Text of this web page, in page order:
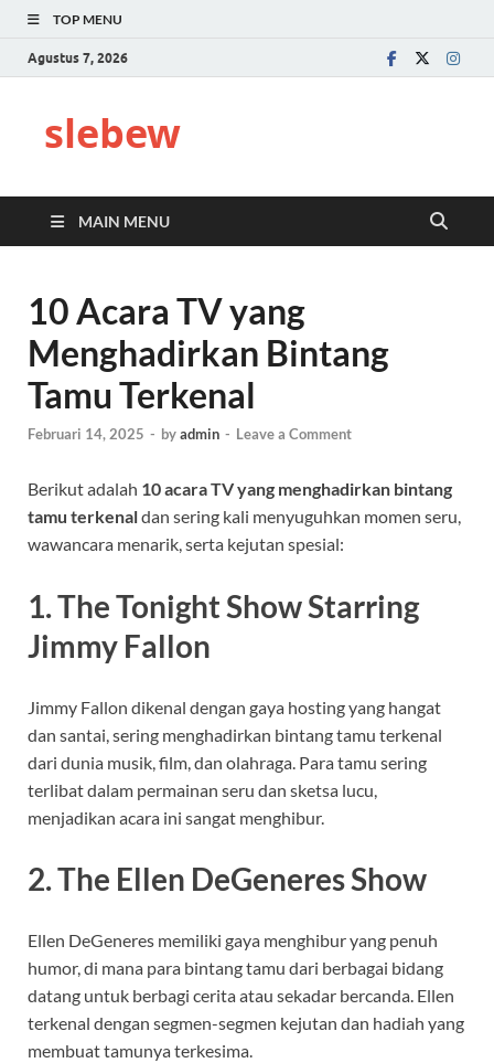
TOP MENU
Agustus 7, 2026
slebew
MAIN MENU
10 Acara TV yang
Menghadirkan Bintang
Tamu Terkenal
Februari 14, 2025 - byadmin - Leave a Comment
Berikut adalah 10 acara TV yang menghadirkan bintang
tamu terkenaldan sering kali menyuguhkan momen seru,
wawancara menarik, serta kejutan spesial:
1. The Tonight Show Starring
Jimmy Fallon
Jimmy Fallon dikenal dengan gaya hosting yang hangat
dan santai, sering menghadirkan bintang tamu terkenal
dari dunia musik, film, dan olahraga. Para tamu sering
terlibat dalam permainan seru dan sketsa lucu,
menjadikan acara ini sangat menghibur.
2. The Ellen DeGeneres Show
Ellen DeGeneres memiliki gaya menghibur yang penuh
humor, di mana para bintang tamu dari berbagai bidang
datang untuk berbagi cerita atau sekadar bercanda. Ellen
terkenal dengan segmen-segmen kejutan dan hadiah yang
membuat tamunya terkesima.